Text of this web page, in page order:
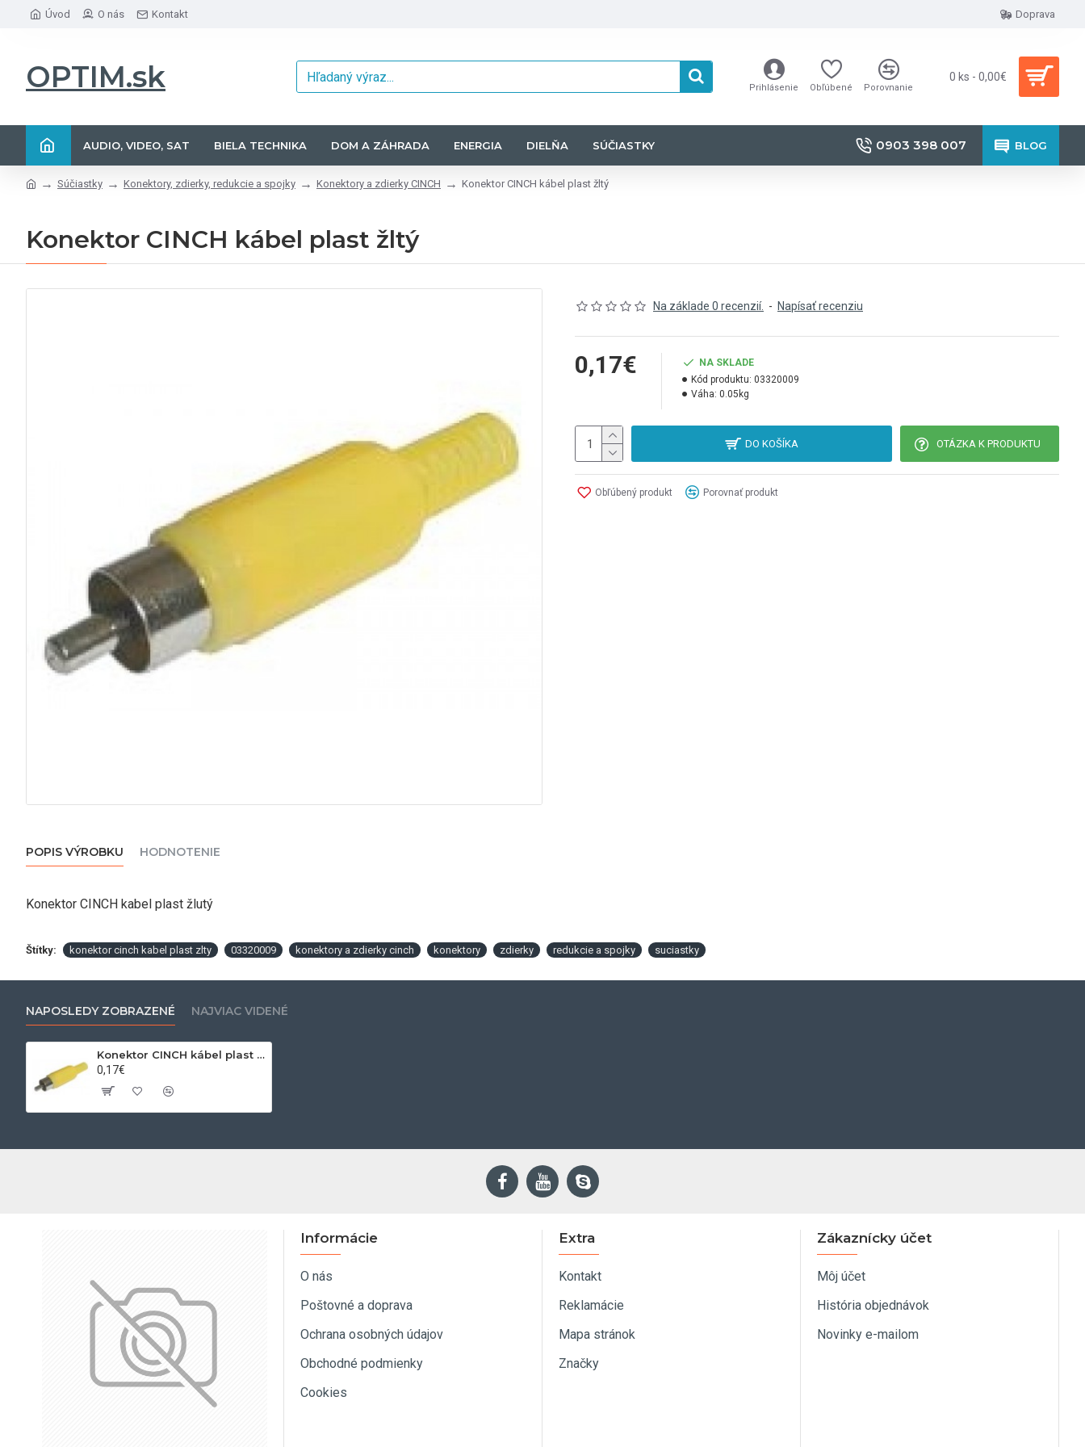
Úvod O nás Kontakt Doprava
OPTIM.sk Prihlásenie Obľúbené Porovnanie
0 ks - 0,00€
AUDIO, VIDEO, SAT BIELA TECHNIKA DOM A ZÁHRADA ENERGIA DIELŇA SÚČIASTKY 0903 398 007 BLOG
Súčiastky Konektory, zdierky, redukcie a spojky Konektory a zdierky CINCH Konektor CINCH kábel plast žltý
Konektor CINCH kábel plast žltý
Na základe 0 recenzií. - Napísať recenziu
0,17€
NA SKLADE
Kód produktu: 03320009
Váha: 0.05kg
DO KOŠÍKA OTÁZKA K PRODUKTU
Obľúbený produkt Porovnať produkt
POPIS VÝROBKU HODNOTENIE
Konektor CINCH kabel plast žlutý
Štítky: konektor cinch kabel plast zlty 03320009 konektory a zdierky cinch konektory zdierky redukcie a spojky suciastky
NAPOSLEDY ZOBRAZENÉ NAJVIAC VIDENÉ
Konektor CINCH kábel plast žltý
0,17€
Informácie
O nás
Poštovné a doprava
Ochrana osobných údajov
Obchodné podmienky
Cookies
Extra
Kontakt
Reklamácie
Mapa stránok
Značky
Zákaznícky účet
Môj účet
História objednávok
Novinky e-mailom